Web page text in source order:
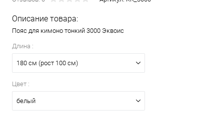
Описание товара:
Пояс для кимоно тонкий 3000 Эквоис
Длина :
180 см (рост 100 см)
Цвет :
белый